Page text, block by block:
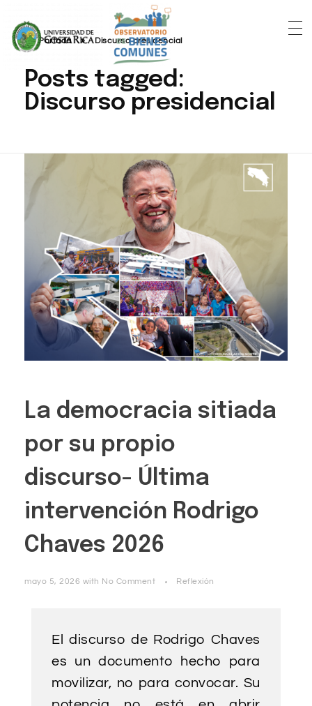
Portada » Discurso presidencial
Posts tagged:
Discurso presidencial
La democracia sitiada
por su propio
discurso- Última
intervención Rodrigo
Chaves 2026
mayo 5, 2026 with No Comment Reflexión
El discurso de Rodrigo Chaves
es un documento hecho para
movilizar, no para convocar. Su